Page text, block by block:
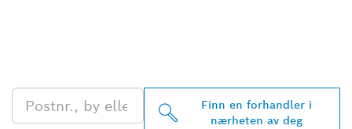
Finn en forhandler i
nærheten av deg